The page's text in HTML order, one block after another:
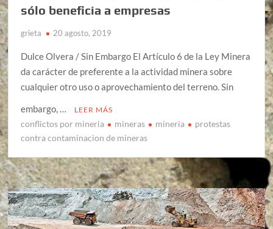
sólo beneficia a empresas
grieta 20 agosto, 2019
Dulce Olvera / Sin Embargo El Artículo 6 de la Ley Minera
da carácter de preferente a la actividad minera sobre
cualquier otro uso o aprovechamiento del terreno. Sin
embargo, …
LEER MÁS
conflictos por mineria mineras mineria
protestas
contra contaminacion de mineras